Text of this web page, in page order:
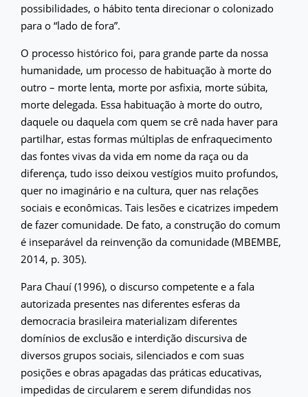
possibilidades, o hábito tenta direcionar o colonizado
para o “lado de fora”.
O processo histórico foi, para grande parte da nossa
humanidade, um processo de habituação à morte do
outro – morte lenta, morte por asfixia, morte súbita,
morte delegada. Essa habituação à morte do outro,
daquele ou daquela com quem se crê nada haver para
partilhar, estas formas múltiplas de enfraquecimento
das fontes vivas da vida em nome da raça ou da
diferença, tudo isso deixou vestígios muito profundos,
quer no imaginário e na cultura, quer nas relações
sociais e econômicas. Tais lesões e cicatrizes impedem
de fazer comunidade. De fato, a construção do comum
é inseparável da reinvenção da comunidade (MBEMBE,
2014, p. 305).
Para Chauí (1996), o discurso competente e a fala
autorizada presentes nas diferentes esferas da
democracia brasileira materializam diferentes
domínios de exclusão e interdição discursiva de
diversos grupos sociais, silenciados e com suas
posições e obras apagadas das práticas educativas,
impedidas de circularem e serem difundidas nos